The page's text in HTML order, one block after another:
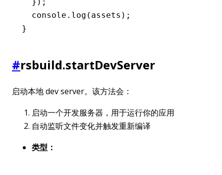
  console
.log (assets);
}
#rsbuild.startDevServer
启动本地 dev server。该方法会：
启动一个开发服务器，用于运行你的应用
自动监听文件变化并触发重新编译
类型：